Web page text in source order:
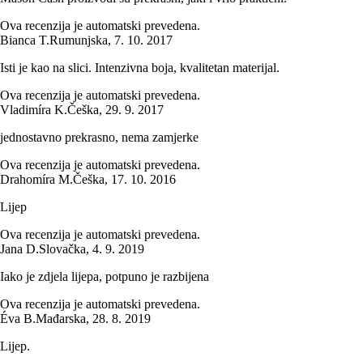
Ova recenzija je automatski prevedena.
Bianca T.Rumunjska, 7. 10. 2017
Isti je kao na slici. Intenzivna boja, kvalitetan materijal.
Ova recenzija je automatski prevedena.
Vladimíra K.Češka, 29. 9. 2017
jednostavno prekrasno, nema zamjerke
Ova recenzija je automatski prevedena.
Drahomíra M.Češka, 17. 10. 2016
Lijep
Ova recenzija je automatski prevedena.
Jana D.Slovačka, 4. 9. 2019
Iako je zdjela lijepa, potpuno je razbijena
Ova recenzija je automatski prevedena.
Éva B.Mađarska, 28. 8. 2019
Lijep.